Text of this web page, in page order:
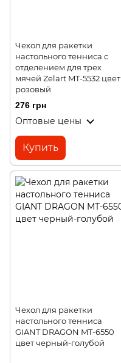
Чехол для ракетки
настольного тенниса с
отделением для трех
мячей Zelart MT-5532 цвет
розовый
276 грн
Оптовые цены
Купить
Чехол для ракетки
настольного тенниса
GIANT DRAGON MT-6550
цвет черный-голубой